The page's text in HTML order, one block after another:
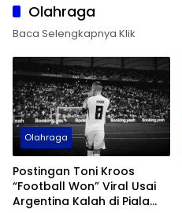
Olahraga
Baca Selengkapnya Klik
Olahraga
Postingan Toni Kroos
“Football Won” Viral Usai
Argentina Kalah di Piala